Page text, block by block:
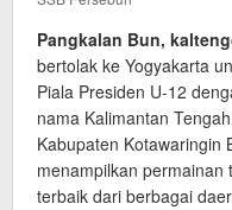
Pangkalan Bun,
bertolak ke Yogyakarta
Piala Presiden U-12
nama Kalimantan
Kabupaten Kotawaringin
menampilkan
terbaik dari berbagai